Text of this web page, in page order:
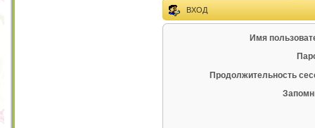
ВХОД
Имя
Продолжительность